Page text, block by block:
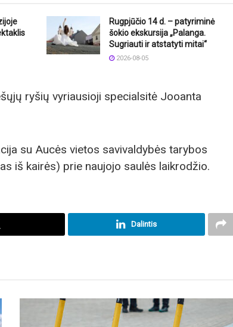
Rugpjūčio 14 d. – patyriminė
šokio ekskursija „Palanga.
Sugriauti ir atstatyti mitai“
2026-08-05
ryšių vyriausioji specialsitė Jooanta
su Aucės vietos savivaldybės tarybos
iš kairės) prie naujojo saulės laikrodžio.
Dalintis